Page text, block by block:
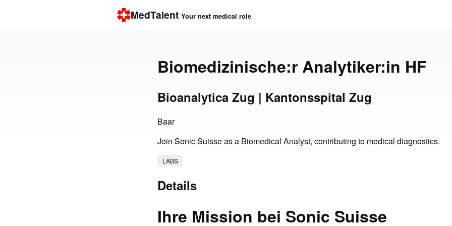
MedTalent Your next medical role
Biomedizinische:r Analytiker:in HF
Bioanalytica Zug | Kantonsspital Zug
Baar
Join Sonic Suisse as a Biomedical Analyst, contributing to medical diagnostics.
LABS
Details
Ihre Mission bei Sonic Suisse